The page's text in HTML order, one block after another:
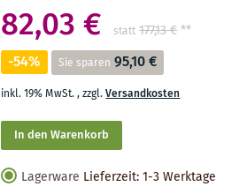
82,03 € statt 177,13 €**
-54% Sie sparen 95,10 €
inkl. 19% MwSt.,zzgl.Versandkosten
In den Warenkorb
Lagerware Lieferzeit: 1-3 Werktage